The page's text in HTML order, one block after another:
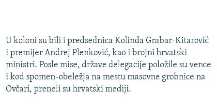
U koloni su bili i predsednica Kolinda Grabar-Kitarović
i premijer Andrej Plenković, kao i brojni hrvatski
ministri. Posle mise, države delegacije položile su vence
i kod spomen-obeležja na mestu masovne grobnice na
Ovčari, preneli su hrvatski mediji.